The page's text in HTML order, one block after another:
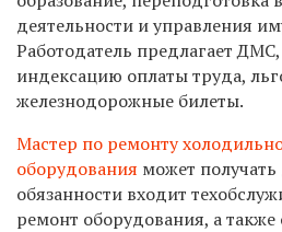
деятельности и управления
Работодатель предлагает
индексацию оплаты труда,
железнодорожные билеты.
Мастер по ремонту
оборудования может
обязанности входит
ремонт оборудования, а